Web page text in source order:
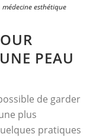
médecine esthétique
PEAU
de garder
plus
pratiques